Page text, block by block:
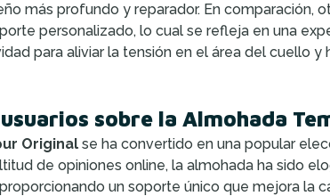
más profundo y reparador. En comparación,
personalizado, lo cual se refleja en una
para aliviar la tensión en el área del cuello y
sobre la Almohada
Originalse ha convertido en una popular
de opiniones online, la almohada ha sido
un soporte único que mejora la